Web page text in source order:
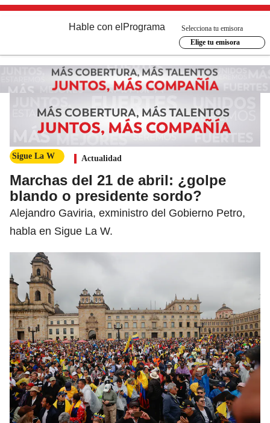
Hable con el Programa
Selecciona tu emisora
Elige tu emisora
Sigue La W Actualidad
Marchas del 21 de abril: ¿golpe
blando o presidente sordo?
Alejandro Gaviria, exministro del Gobierno Petro,
habla en Sigue La W.